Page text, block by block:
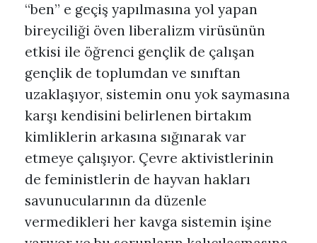
“ben” e geçiş yapılmasına yol yapan
bireyciliği öven liberalizm virüsünün
etkisi ile öğrenci gençlik de çalışan
gençlik de toplumdan ve sınıftan
uzaklaşıyor, sistemin onu yok saymasına
karşı kendisini belirlenen birtakım
kimliklerin arkasına sığınarak var
etmeye çalışıyor. Çevre aktivistlerinin
de feministlerin de hayvan hakları
savunucularının da düzenle
vermedikleri her kavga sistemin işine